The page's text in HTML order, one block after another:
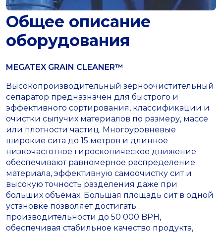
Общее описание
оборудования
MEGATEX GRAIN CLEANER™
Высокопроизводительный зерноочистительный
сепаратор предназначен для быстрого и
эффективного сортирования, классификации и
очистки сыпучих материалов по размеру, массе
или плотности частиц. Многоуровневые
широкие сита до 15 метров и длинное
низкочастотное гироскопическое движение
обеспечивают равномерное распределение
материала, эффективную самоочистку сит и
высокую точность разделения даже при
больших объёмах. Большая площадь сит в одной
установке позволяет достигать
производительности до 50 000 BPH,
обеспечивая стабильное качество продукта,